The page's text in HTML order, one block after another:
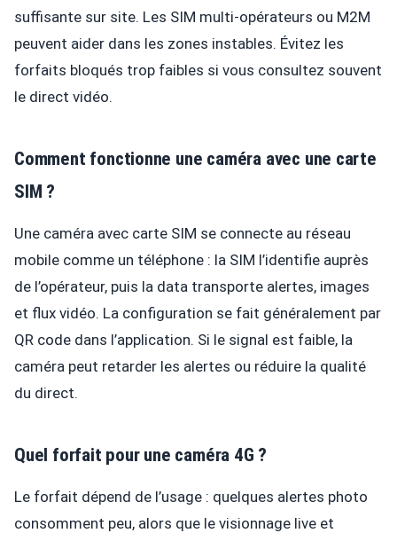
suffisante sur site. Les SIM multi-opérateurs ou M2M
peuvent aider dans les zones instables. Évitez les
forfaits bloqués trop faibles si vous consultez souvent
le direct vidéo.
Comment fonctionne une caméra avec une carte
SIM ?
Une caméra avec carte SIM se connecte au réseau
mobile comme un téléphone : la SIM l’identifie auprès
de l’opérateur, puis la data transporte alertes, images
et flux vidéo. La configuration se fait généralement par
QR code dans l’application. Si le signal est faible, la
caméra peut retarder les alertes ou réduire la qualité
du direct.
Quel forfait pour une caméra 4G ?
Le forfait dépend de l’usage : quelques alertes photo
consomment peu, alors que le visionnage live et